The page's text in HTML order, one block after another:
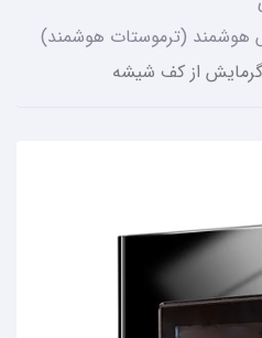
(ترموستات هوشمند)
گرمایش از کف شیشه